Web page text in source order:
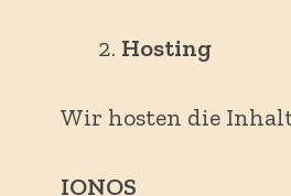
Hosting
Wir hosten die
IONOS